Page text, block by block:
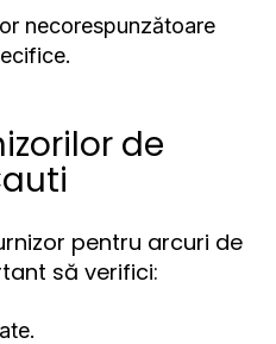
necorespunzătoare
de
pentru arcuri de
să verifici: